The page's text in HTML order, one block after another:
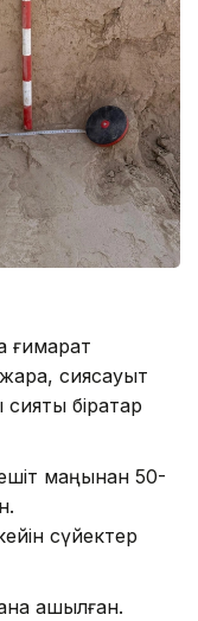
ғимарат
сиясауыт
бірқатар
маңынан 50-
сүйектер
ашылған.